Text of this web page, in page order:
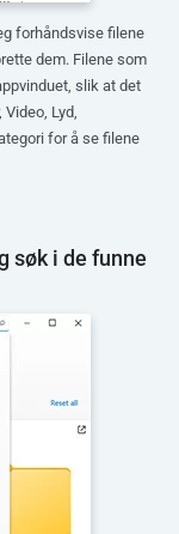
forhåndsvise filene
dem. Filene som
slik at det
Lyd,
for å se filene
søk i de funne